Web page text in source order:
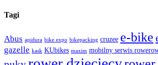
Tagi
Abus apidura bike expo bikepacking cruzee e-bike
gazelle kask KUbikes maxim mobilny serwis